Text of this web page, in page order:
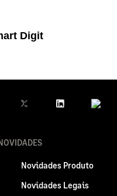
Digit
Novidades Produto
Novidades Legais